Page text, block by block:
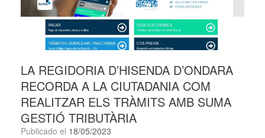
LA REGIDORIA D’HISENDA D’ONDARA
RECORDA A LA CIUTADANIA COM
REALITZAR ELS TRÀMITS AMB SUMA
GESTIÓ TRIBUTÀRIA
Publicado el 18/05/2023